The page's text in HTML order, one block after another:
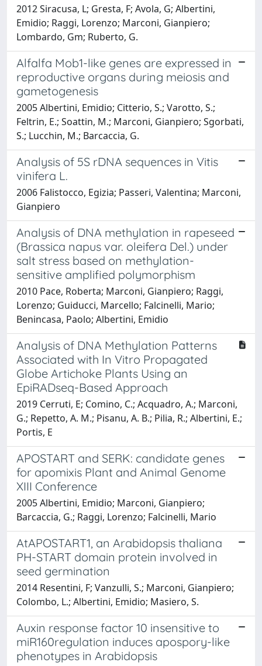
2012 Siracusa, L; Gresta, F; Avola, G; Albertini,
Emidio; Raggi, Lorenzo; Marconi, Gianpiero;
Lombardo, Gm; Ruberto, G.
Alfalfa Mob1-like genes are expressed in
reproductive organs during meiosis and
gametogenesis
2005 Albertini, Emidio; Citterio, S.; Varotto, S.;
Feltrin, E.; Soattin, M.; Marconi, Gianpiero; Sgorbati,
S.; Lucchin, M.; Barcaccia, G.
Analysis of 5S rDNA sequences in Vitis
vinifera L.
2006 Falistocco, Egizia; Passeri, Valentina; Marconi,
Gianpiero
Analysis of DNA methylation in rapeseed
(Brassica napus var. oleifera Del.) under
salt stress based on methylation-
sensitive amplified polymorphism
2010 Pace, Roberta; Marconi, Gianpiero; Raggi,
Lorenzo; Guiducci, Marcello; Falcinelli, Mario;
Benincasa, Paolo; Albertini, Emidio
Analysis of DNA Methylation Patterns
Associated with In Vitro Propagated
Globe Artichoke Plants Using an
EpiRADseq-Based Approach
2019 Cerruti, E; Comino, C.; Acquadro, A.; Marconi,
G.; Repetto, A. M.; Pisanu, A. B.; Pilia, R.; Albertini, E.;
Portis, E
APOSTART and SERK: candidate genes
for apomixis Plant and Animal Genome
XIII Conference
2005 Albertini, Emidio; Marconi, Gianpiero;
Barcaccia, G.; Raggi, Lorenzo; Falcinelli, Mario
AtAPOSTART1, an Arabidopsis thaliana
PH-START domain protein involved in
seed germination
2014 Resentini, F; Vanzulli, S.; Marconi, Gianpiero;
Colombo, L.; Albertini, Emidio; Masiero, S.
Auxin response factor 10 insensitive to
miR160regulation induces apospory-like
phenotypes in Arabidopsis